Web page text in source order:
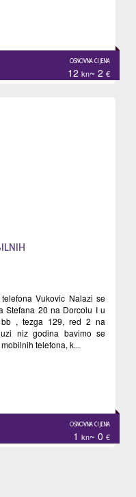
OSNOVNA CIJENA
12 kn~ 2 €
Vukovic Nalazi se
Stefana 20 na Dorcolu I u
bb , tezga 129, red 2 na
niz godina bavimo se
telefona, k...
OSNOVNA CIJENA
1 kn~ 0 €